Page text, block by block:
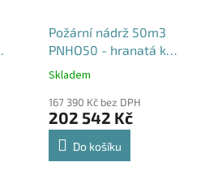
Požární nádrž 50m3
PNHO50 - hranatá k
obetonování
Průměrné
produktu
je
5,0
Skladem
167 390 Kč bez DPH
202 542 Kč
Do košíku